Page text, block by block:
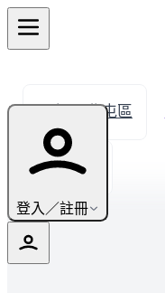
登入／註冊
← 返回北屯區
實價登錄